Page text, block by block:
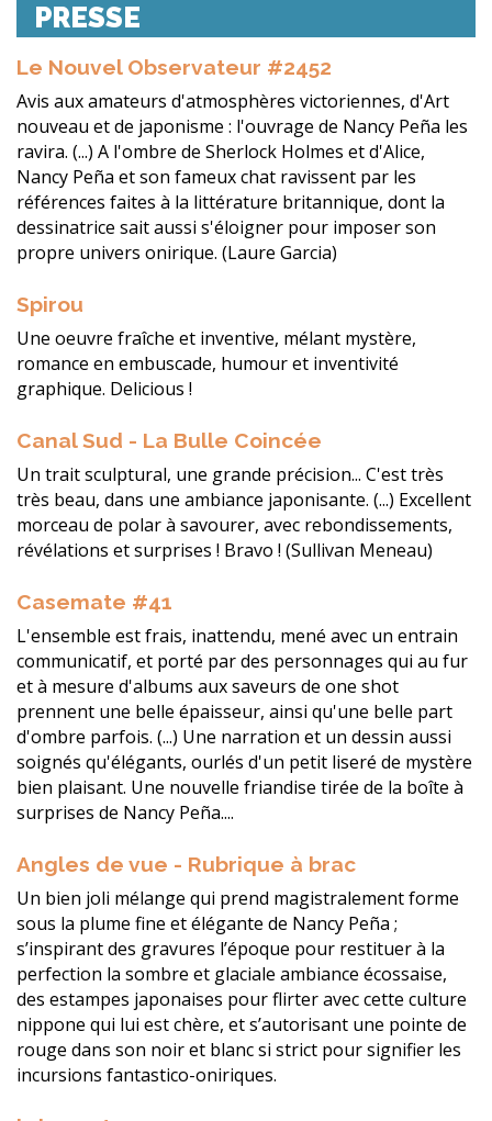
PRESSE
Le Nouvel Observateur #2452
Avis aux amateurs d'atmosphères victoriennes, d'Art
nouveau et de japonisme : l'ouvrage de Nancy Peña les
ravira. (...) A l'ombre de Sherlock Holmes et d'Alice,
Nancy Peña et son fameux chat ravissent par les
références faites à la littérature britannique, dont la
dessinatrice sait aussi s'éloigner pour imposer son
propre univers onirique. (Laure Garcia)
Spirou
Une oeuvre fraîche et inventive, mélant mystère,
romance en embuscade, humour et inventivité
graphique. Delicious !
Canal Sud - La Bulle Coincée
Un trait sculptural, une grande précision... C'est très
très beau, dans une ambiance japonisante. (...) Excellent
morceau de polar à savourer, avec rebondissements,
révélations et surprises ! Bravo ! (Sullivan Meneau)
Casemate #41
L'ensemble est frais, inattendu, mené avec un entrain
communicatif, et porté par des personnages qui au fur
et à mesure d'albums aux saveurs de one shot
prennent une belle épaisseur, ainsi qu'une belle part
d'ombre parfois. (...) Une narration et un dessin aussi
soignés qu'élégants, ourlés d'un petit liseré de mystère
bien plaisant. Une nouvelle friandise tirée de la boîte à
surprises de Nancy Peña....
Angles de vue - Rubrique à brac
Un bien joli mélange qui prend magistralement forme
sous la plume fine et élégante de Nancy Peña ;
s’inspirant des gravures l’époque pour restituer à la
perfection la sombre et glaciale ambiance écossaise,
des estampes japonaises pour flirter avec cette culture
nippone qui lui est chère, et s’autorisant une pointe de
rouge dans son noir et blanc si strict pour signifier les
incursions fantastico-oniriques.